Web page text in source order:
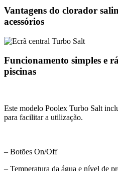
Vantagens do clorador
acessórios
Funcionamento simples e
piscinas
Este modelo Poolex Turbo Salt
para facilitar a utilização.
– Botões On/Off
– Temperatura da água e nível de